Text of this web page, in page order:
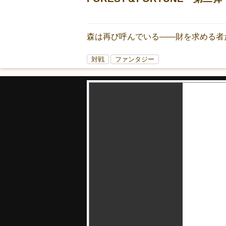
森は再び呼んでいる――財を求める者
対戦 ファンタジー